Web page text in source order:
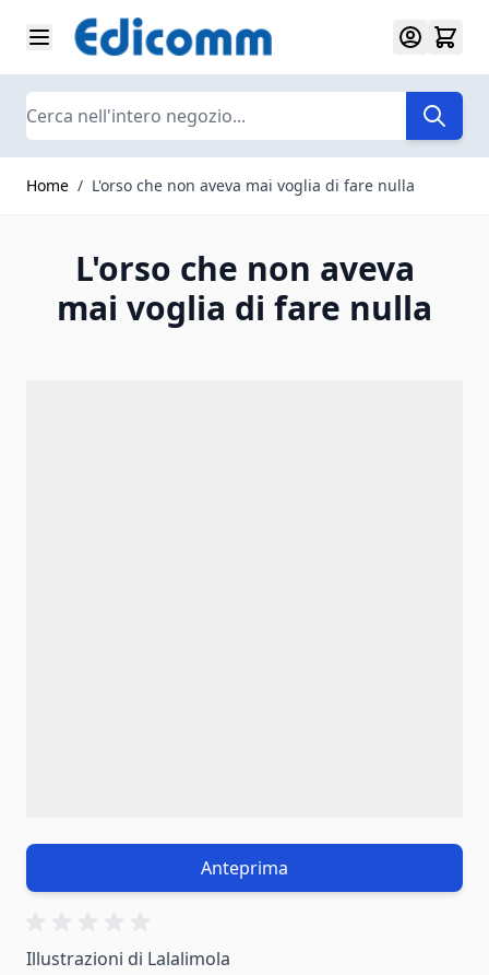
Salta al contenuto
Search
Home / L'orso che non aveva mai voglia di fare nulla
L'orso che non aveva
mai voglia di fare nulla
Anteprima
Illustrazioni di Lalalimola